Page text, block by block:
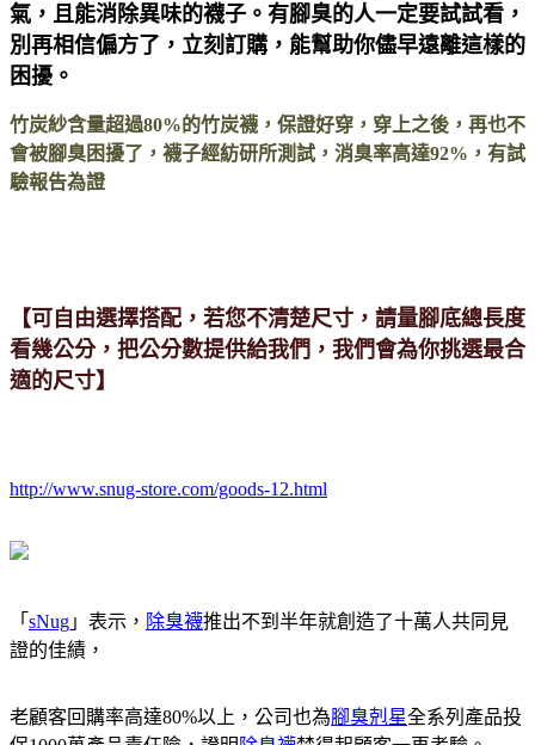
氣，且能消除異味的襪子。有腳臭的人一定要試試看，
別再相信偏方了，立刻訂購，能幫助你儘早遠離這樣的
困擾。
竹炭紗含量超過80%的竹炭襪，保證好穿，穿上之後，再也不
會被腳臭困擾了，襪子經紡研所測試，消臭率高達92%，有試
驗報告為證
【可自由選擇搭配，若您不清楚尺寸，請量腳底總長度
看幾公分，把公分數提供給我們，我們會為你挑選最合
適的尺寸】
http://www.snug-store.com/goods-12.html
「 sNug 」表示， 除臭襪推出不到半年就創造了十萬人共同見
證的佳績，
老顧客回購率高達80%以上，公司也為腳臭剋星全系列產品投